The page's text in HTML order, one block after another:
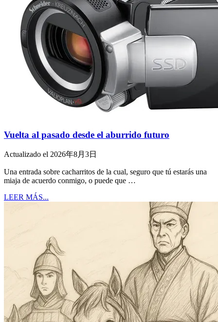
Vuelta al pasado desde el aburrido futuro
Actualizado el 2026年8月3日
Una entrada sobre cacharritos de la cual, seguro que tú estarás una
miaja de acuerdo conmigo, o puede que …
LEER MÁS...